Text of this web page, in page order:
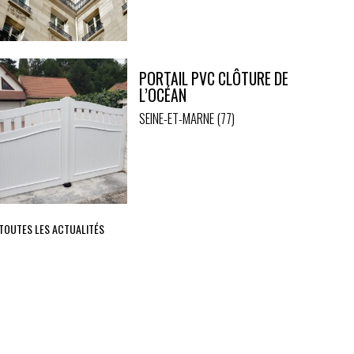
PORTAIL PVC CLÔTURE DE
L’OCÉAN
SEINE-ET-MARNE (77)
LES ACTUALITÉS